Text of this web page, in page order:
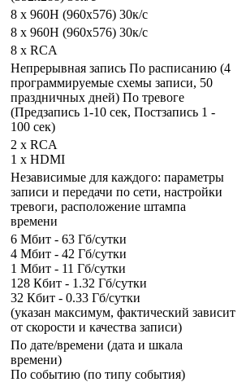
8 x 960H (960х576) 30к/с
8 x 960H (960х576) 30к/с
8 x RCA
Непрерывная запись По расписанию (4
программируемые схемы записи, 50
праздничных дней) По тревоге
(Предзапись 1-10 сек, Постзапись 1 -
100 сек)
2 x RCA
1 x HDMI
Независимые для каждого: параметры
записи и передачи по сети, настройки
тревоги, расположение штампа
времени
6 Мбит - 63 Гб/сутки
4 Мбит - 42 Гб/сутки
1 Мбит - 11 Гб/сутки
128 Кбит - 1.32 Гб/сутки
32 Кбит - 0.33 Гб/сутки
(указан максимум, фактический зависит
от скорости и качества записи)
По дате/времени (дата и шкала
времени)
По событию (по типу события)